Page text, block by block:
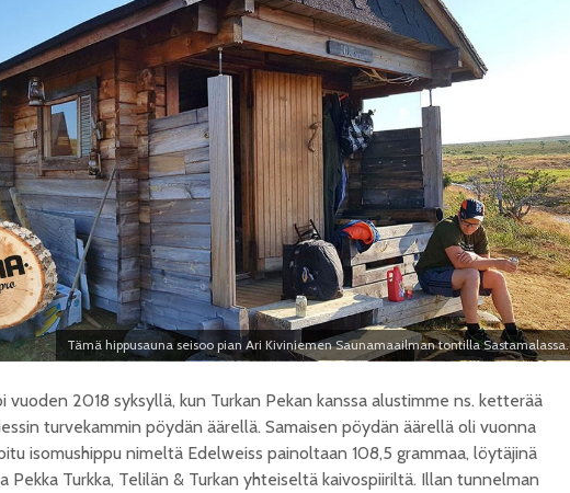
Tämä hippusauna seisoo pian Ari Kiviniemen Saunamaailman tontilla Sastamalassa.
vuoden 2018 syksyllä, kun Turkan Pekan kanssa alustimme ns. ketterää
turvekammin pöydän äärellä. Samaisen pöydän äärellä oli vuonna
isomushippu nimeltä Edelweiss painoltaan 108,5 grammaa, löytäjinä
Pekka Turkka, Telilän & Turkan yhteiseltä kaivospiiriltä. Illan tunnelman